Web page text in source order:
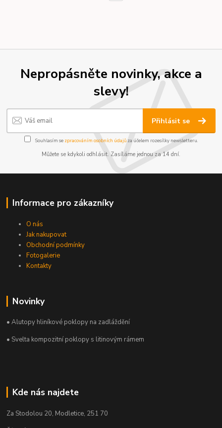
Nepropásněte novinky, akce a
slevy!
Přihlásit se
Souhlasím se zpracováním osobních údajůza účelem rozesílky newsletteru.
Můžete se kdykoli odhlásit. Zasíláme jednou za 14 dní.
Informace pro zákazníky
O nás
Jak nakupovat
Obchodní podmínky
Fotogalerie
Kontakty
Novinky
• Alutopy hliníkové poklopy na zadláždění
• Svelta kompozitní poklopy s litinovým rámem
Kde nás najdete
Za Stodolou 20, Modletice, 251 70